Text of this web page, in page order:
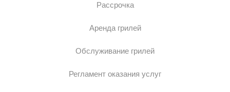
Рассрочка
Аренда грилей
Обслуживание грилей
Регламент оказания услуг